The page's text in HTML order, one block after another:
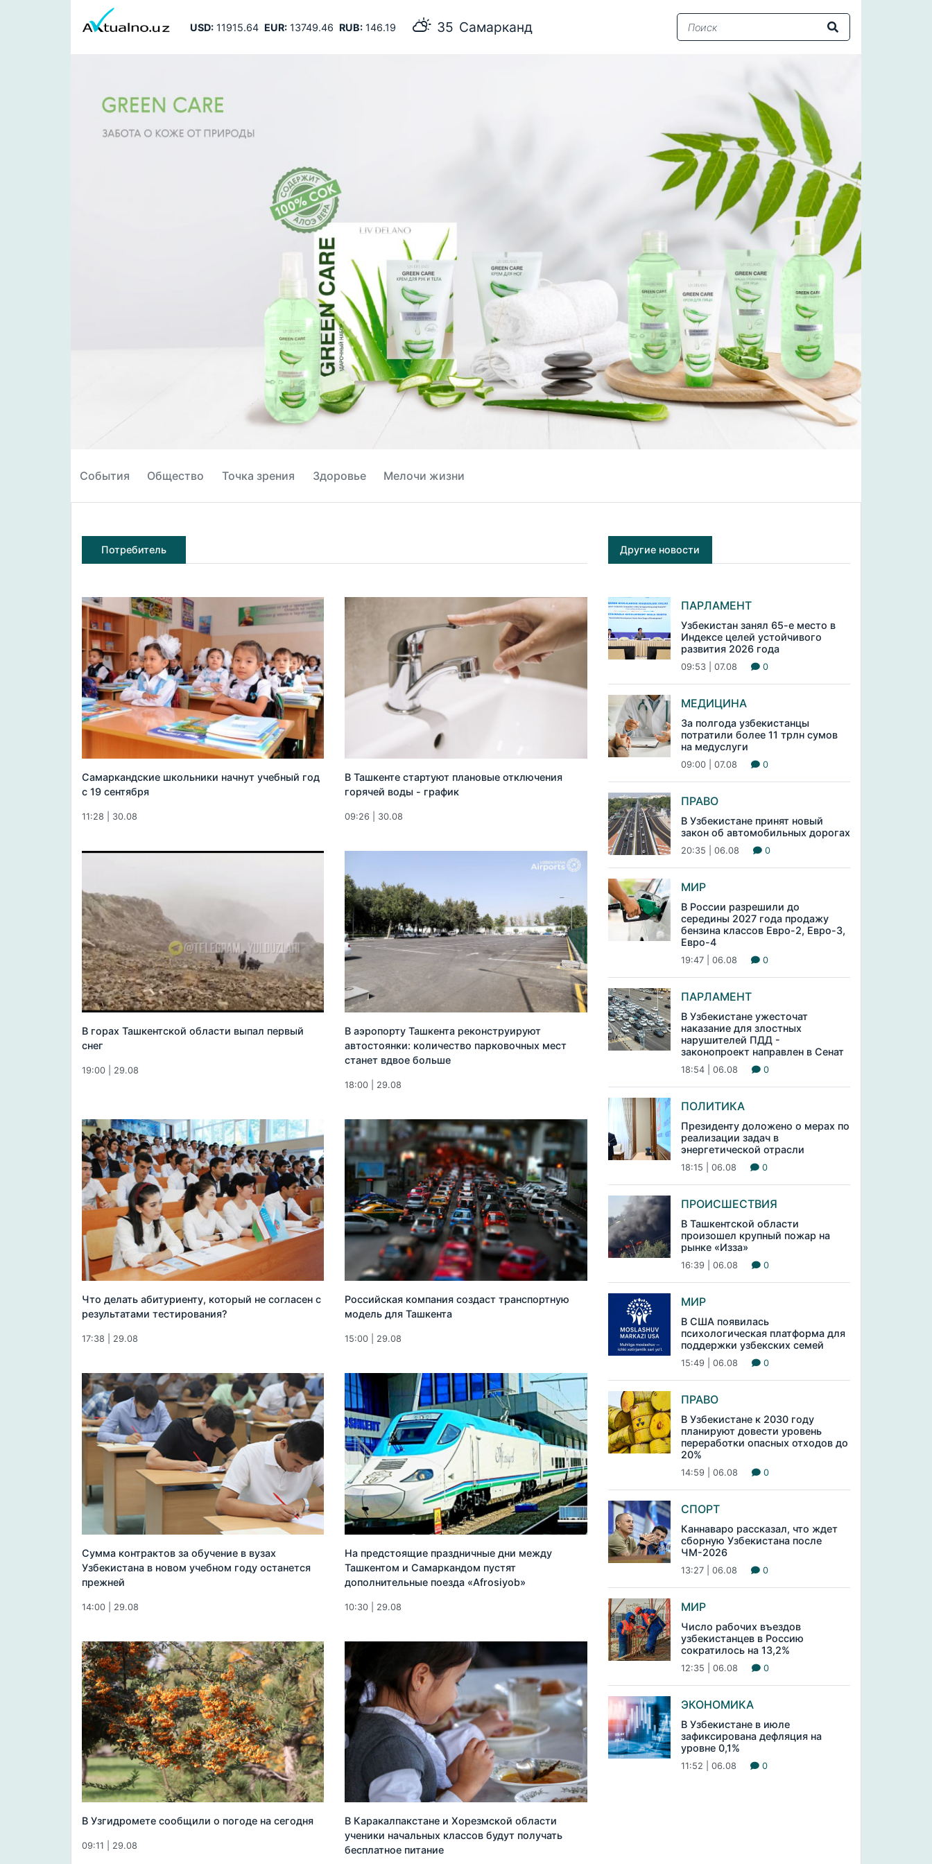
USD:11915.64 EUR:13749.46 RUB:146.19 35 Самарканд
События Общество Точка зрения Здоровье Мелочи жизни
Потребитель
Самаркандские школьники начнут учебный год
с 19 сентября
11:28 | 30.08
В Ташкенте стартуют плановые отключения
горячей воды - график
09:26 | 30.08
В горах Ташкентской области выпал первый
снег
19:00 | 29.08
В аэропорту Ташкента реконструируют
автостоянки: количество парковочных мест
станет вдвое больше
18:00 | 29.08
Что делать абитуриенту, который не согласен с
результатами тестирования?
17:38 | 29.08
Российская компания создаст транспортную
модель для Ташкента
15:00 | 29.08
Сумма контрактов за обучение в вузах
Узбекистана в новом учебном году останется
прежней
14:00 | 29.08
На предстоящие праздничные дни между
Ташкентом и Самаркандом пустят
дополнительные поезда «Afrosiyob»
10:30 | 29.08
В Узгидромете сообщили о погоде на сегодня
09:11 | 29.08
В Каракалпакстане и Хорезмской области
ученики начальных классов будут получать
бесплатное питание
Другие новости
ПАРЛАМЕНТ
Узбекистан занял 65-е место в
Индексе целей устойчивого
развития 2026 года
09:53 | 07.08 0
МЕДИЦИНА
За полгода узбекистанцы
потратили более 11 трлн сумов
на медуслуги
09:00 | 07.08 0
ПРАВО
В Узбекистане принят новый
закон об автомобильных дорогах
20:35 | 06.08 0
МИР
В России разрешили до
середины 2027 года продажу
бензина классов Евро-2, Евро-3,
Евро-4
19:47 | 06.08 0
ПАРЛАМЕНТ
В Узбекистане ужесточат
наказание для злостных
нарушителей ПДД -
законопроект направлен в Сенат
18:54 | 06.08 0
ПОЛИТИКА
Президенту доложено о мерах по
реализации задач в
энергетической отрасли
18:15 | 06.08 0
ПРОИСШЕСТВИЯ
В Ташкентской области
произошел крупный пожар на
рынке «Изза»
16:39 | 06.08 0
МИР
В США появилась
психологическая платформа для
поддержки узбекских семей
15:49 | 06.08 0
ПРАВО
В Узбекистане к 2030 году
планируют довести уровень
переработки опасных отходов до
20%
14:59 | 06.08 0
СПОРТ
Каннаваро рассказал, что ждет
сборную Узбекистана после
ЧМ-2026
13:27 | 06.08 0
МИР
Число рабочих въездов
узбекистанцев в Россию
сократилось на 13,2%
12:35 | 06.08 0
ЭКОНОМИКА
В Узбекистане в июле
зафиксирована дефляция на
уровне 0,1%
11:52 | 06.08 0